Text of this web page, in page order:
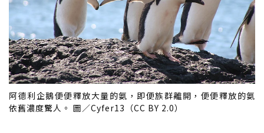
阿德利企鵝便便釋放大量的氨，即便族群離開，便便釋放的氨
依舊濃度驚人。 圖／Cyfer13（CC BY 2.0）